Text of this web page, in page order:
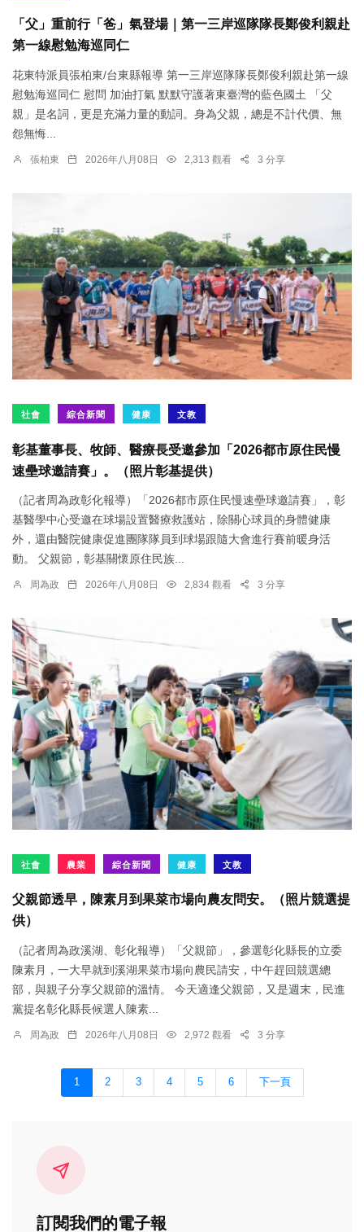
「父」重前行「爸」氣登場｜第一三岸巡隊隊長鄭俊利親赴
第一線慰勉海巡同仁
花東特派員張柏東/台東縣報導 第一三岸巡隊隊長鄭俊利親赴第一線
慰勉海巡同仁 慰問 加油打氣 默默守護著東臺灣的藍色國土 「父
親」是名詞，更是充滿力量的動詞。身為父親，總是不計代價、無
怨無悔...
張柏東 2026年八月08日 2,313 觀看 3 分享
社會 綜合新聞 健康 文教
彰基董事長、牧師、醫療長受邀參加「2026都市原住民慢
速壘球邀請賽」。（照片彰基提供）
（記者周為政彰化報導）「2026都市原住民慢速壘球邀請賽」，彰
基醫學中心受邀在球場設置醫療救護站，除關心球員的身體健康
外，還由醫院健康促進團隊隊員到球場跟隨大會進行賽前暖身活
動。 父親節，彰基關懷原住民族...
周為政 2026年八月08日 2,834 觀看 3 分享
社會 農業 綜合新聞 健康 文教
父親節透早，陳素月到果菜市場向農友問安。（照片競選提
供）
（記者周為政溪湖、彰化報導）「父親節」，參選彰化縣長的立委
陳素月，一大早就到溪湖果菜市場向農民請安，中午趕回競選總
部，與親子分享父親節的溫情。 今天適逢父親節，又是週末，民進
黨提名彰化縣長候選人陳素...
周為政 2026年八月08日 2,972 觀看 3 分享
1 2 3 4 5 6 下一頁
訂閱我們的電子報